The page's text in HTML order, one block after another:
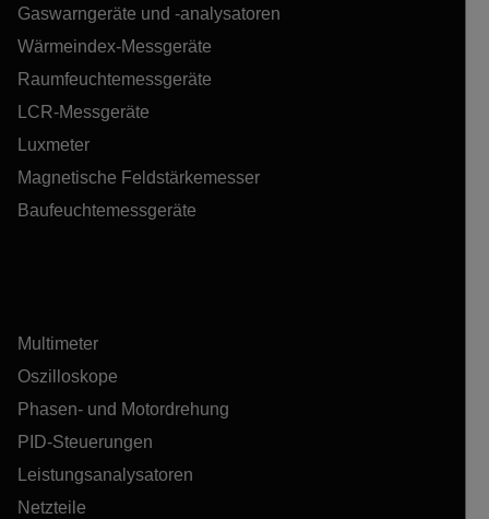
Gaswarngeräte und -analysatoren
Wärmeindex-Messgeräte
Raumfeuchtemessgeräte
LCR-Messgeräte
Luxmeter
Magnetische Feldstärkemesser
Baufeuchtemessgeräte
Multimeter
Oszilloskope
Phasen- und Motordrehung
PID-Steuerungen
Leistungsanalysatoren
Netzteile